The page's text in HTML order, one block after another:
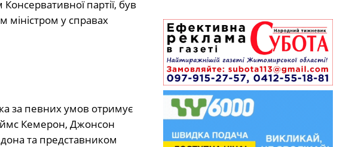
партії, був
міністром у справах
за певних умов отримує
Кемерон, Джонсон
та представником